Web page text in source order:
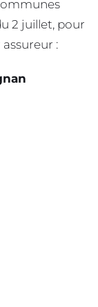
2 juillet, pour
: